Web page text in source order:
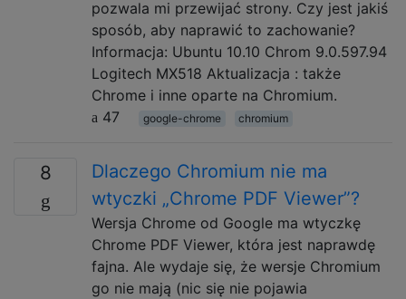
pozwala mi przewijać strony. Czy jest jakiś
sposób, aby naprawić to zachowanie?
Informacja: Ubuntu 10.10 Chrom 9.0.597.94
Logitech MX518 Aktualizacja : także
Chrome i inne oparte na Chromium.
47
google-chrome chromium
8
Dlaczego Chromium nie ma
wtyczki „Chrome PDF Viewer”?
Wersja Chrome od Google ma wtyczkę
Chrome PDF Viewer, która jest naprawdę
fajna. Ale wydaje się, że wersje Chromium
go nie mają (nic się nie pojawia